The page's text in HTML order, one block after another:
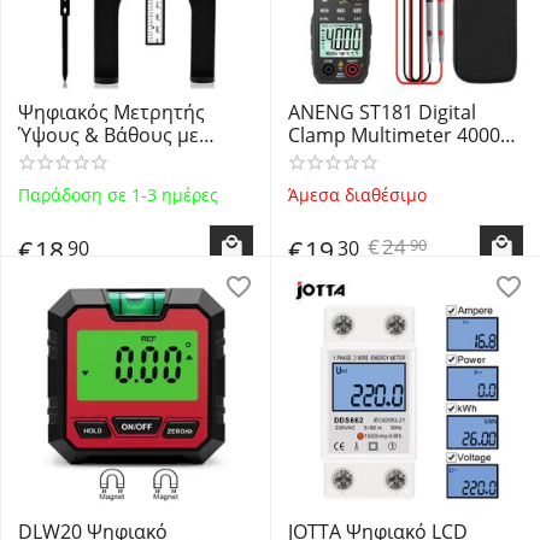
Ψηφιακός Μετρητής
Ύψους & Βάθους με
Μαγνητικά Πόδια &
Οθόνη LCD JIGO9965 -
Digital Depth & Height
Παράδοση σε 1-3 ημέρες
€1890
ANENG ST181 Digital
Clamp Multimeter 4000
Counts - Αμπεροτσιμπίδα
AC/DC με ακρίβεια 4000
counts​
Άμεσα διαθέσιμο
€2490
€1930
DLW20 Ψηφιακό
JOTTA Ψηφιακό LCD